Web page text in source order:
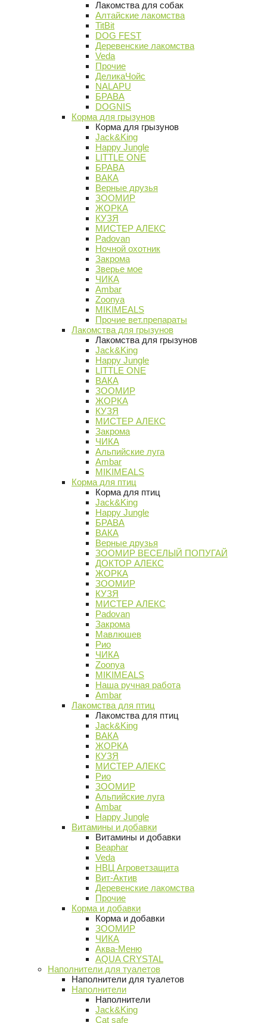
Лакомства для собак
Алтайские лакомства
TitBit
DOG FEST
Деревенские лакомства
Veda
Прочие
ДеликаЧойс
NALAPU
БРАВА
DOGNIS
Корма для грызунов
Корма для грызунов
Jack&King
Happy Jungle
LITTLE ONE
БРАВА
ВАКА
Верные друзья
ЗООМИР
ЖОРКА
КУЗЯ
МИСТЕР АЛЕКС
Padovan
Ночной охотник
Закрома
Зверье мое
ЧИКА
Ambar
Zoonya
MIKIMEALS
Прочие вет.препараты
Лакомства для грызунов
Лакомства для грызунов
Jack&King
Happy Jungle
LITTLE ONE
ВАКА
ЗООМИР
ЖОРКА
КУЗЯ
МИСТЕР АЛЕКС
Закрома
ЧИКА
Альпийские луга
Ambar
MIKIMEALS
Корма для птиц
Корма для птиц
Jack&King
Happy Jungle
БРАВА
ВАКА
Верные друзья
ЗООМИР ВЕСЕЛЫЙ ПОПУГАЙ
ДОКТОР АЛЕКС
ЖОРКА
ЗООМИР
КУЗЯ
МИСТЕР АЛЕКС
Padovan
Закрома
Мавлюшев
Рио
ЧИКА
Zoonya
MIKIMEALS
Наша ручная работа
Ambar
Лакомства для птиц
Лакомства для птиц
Jack&King
ВАКА
ЖОРКА
КУЗЯ
МИСТЕР АЛЕКС
Рио
ЗООМИР
Альпийские луга
Ambar
Happy Jungle
Витамины и добавки
Витамины и добавки
Beaphar
Veda
НВЦ Агроветзащита
Вит-Актив
Деревенские лакомства
Прочие
Корма и добавки
Корма и добавки
ЗООМИР
ЧИКА
Аква-Меню
AQUA CRYSTAL
Наполнители для туалетов
Наполнители для туалетов
Наполнители
Наполнители
Jack&King
Cat safe